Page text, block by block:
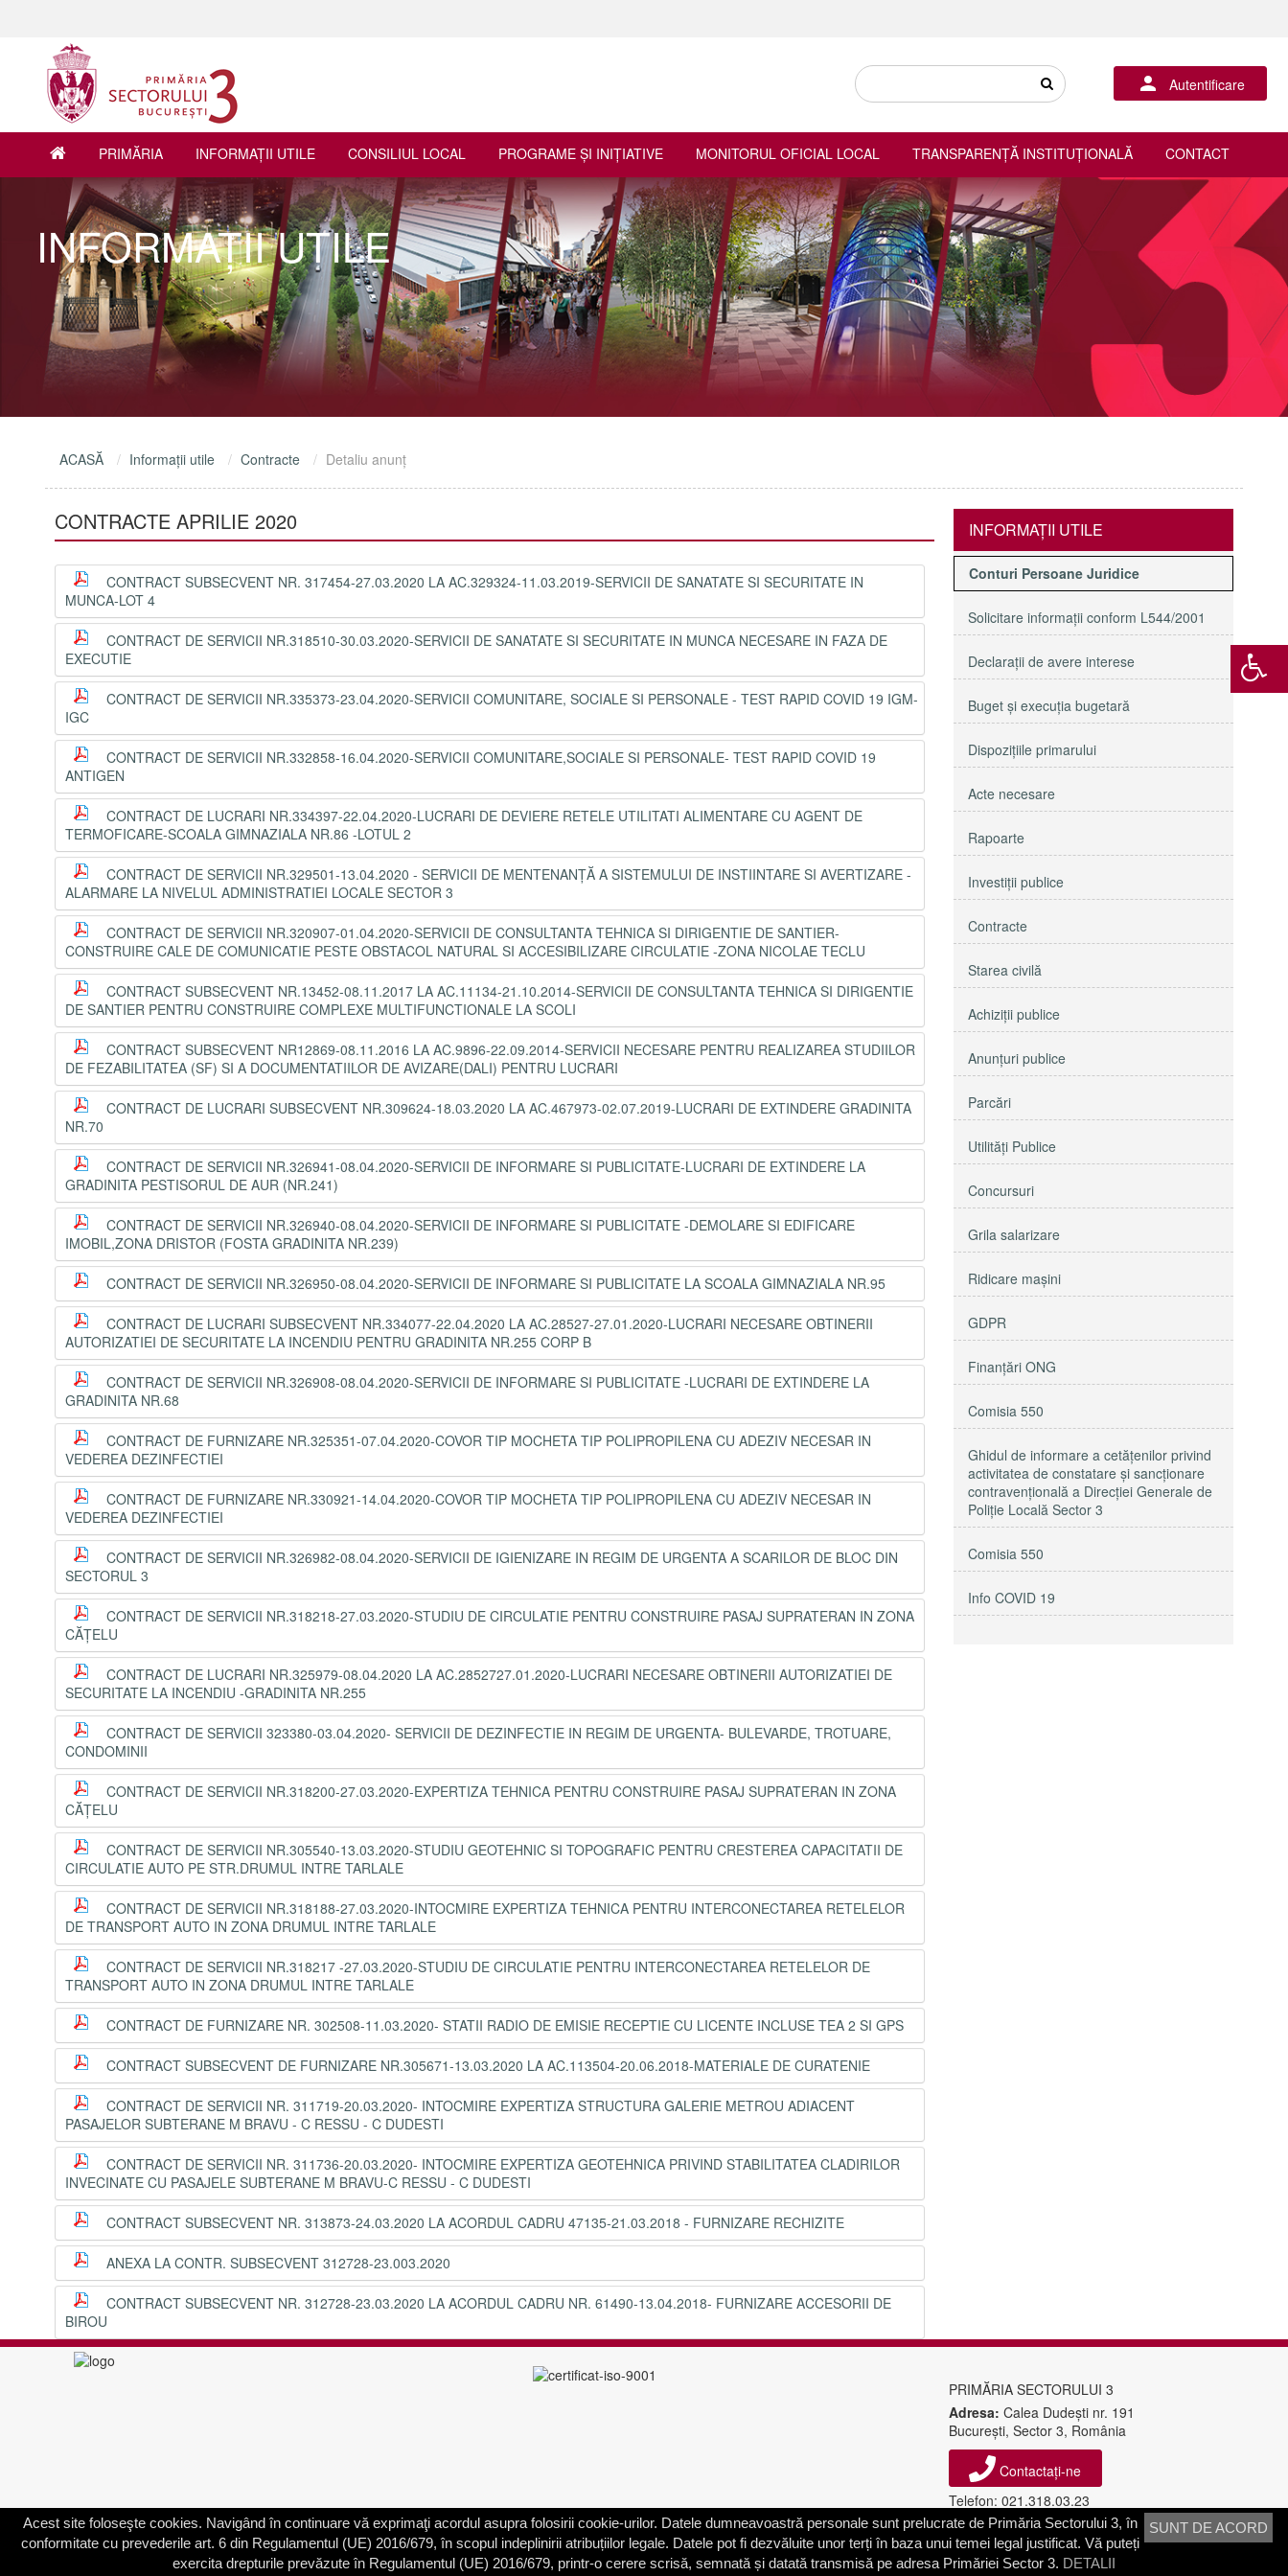
Autentificare
PRIMĂRIA INFORMAŢII UTILE CONSILIUL LOCAL PROGRAME ŞI INIŢIATIVE MONITORUL OFICIAL LOCAL TRANSPARENȚĂ INSTITUȚIONALĂ CONTACT
INFORMAŢII UTILE
ACASĂ Informaţii utile Contracte Detaliu anunţ
CONTRACTE APRILIE 2020
CONTRACT SUBSECVENT NR. 317454-27.03.2020 LA AC.329324-11.03.2019-SERVICII DE SANATATE SI SECURITATE IN
MUNCA-LOT 4
CONTRACT DE SERVICII NR.318510-30.03.2020-SERVICII DE SANATATE SI SECURITATE IN MUNCA NECESARE IN FAZA DE
EXECUTIE
CONTRACT DE SERVICII NR.335373-23.04.2020-SERVICII COMUNITARE, SOCIALE SI PERSONALE - TEST RAPID COVID 19 IGM-
IGC
CONTRACT DE SERVICII NR.332858-16.04.2020-SERVICII COMUNITARE,SOCIALE SI PERSONALE- TEST RAPID COVID 19
ANTIGEN
CONTRACT DE LUCRARI NR.334397-22.04.2020-LUCRARI DE DEVIERE RETELE UTILITATI ALIMENTARE CU AGENT DE
TERMOFICARE-SCOALA GIMNAZIALA NR.86 -LOTUL 2
CONTRACT DE SERVICII NR.329501-13.04.2020 - SERVICII DE MENTENANȚĂ A SISTEMULUI DE INSTIINTARE SI AVERTIZARE -
ALARMARE LA NIVELUL ADMINISTRATIEI LOCALE SECTOR 3
CONTRACT DE SERVICII NR.320907-01.04.2020-SERVICII DE CONSULTANTA TEHNICA SI DIRIGENTIE DE SANTIER-
CONSTRUIRE CALE DE COMUNICATIE PESTE OBSTACOL NATURAL SI ACCESIBILIZARE CIRCULATIE -ZONA NICOLAE TECLU
CONTRACT SUBSECVENT NR.13452-08.11.2017 LA AC.11134-21.10.2014-SERVICII DE CONSULTANTA TEHNICA SI DIRIGENTIE
DE SANTIER PENTRU CONSTRUIRE COMPLEXE MULTIFUNCTIONALE LA SCOLI
CONTRACT SUBSECVENT NR12869-08.11.2016 LA AC.9896-22.09.2014-SERVICII NECESARE PENTRU REALIZAREA STUDIILOR
DE FEZABILITATEA (SF) SI A DOCUMENTATIILOR DE AVIZARE(DALI) PENTRU LUCRARI
CONTRACT DE LUCRARI SUBSECVENT NR.309624-18.03.2020 LA AC.467973-02.07.2019-LUCRARI DE EXTINDERE GRADINITA
NR.70
CONTRACT DE SERVICII NR.326941-08.04.2020-SERVICII DE INFORMARE SI PUBLICITATE-LUCRARI DE EXTINDERE LA
GRADINITA PESTISORUL DE AUR (NR.241)
CONTRACT DE SERVICII NR.326940-08.04.2020-SERVICII DE INFORMARE SI PUBLICITATE -DEMOLARE SI EDIFICARE
IMOBIL,ZONA DRISTOR (FOSTA GRADINITA NR.239)
CONTRACT DE SERVICII NR.326950-08.04.2020-SERVICII DE INFORMARE SI PUBLICITATE LA SCOALA GIMNAZIALA NR.95
CONTRACT DE LUCRARI SUBSECVENT NR.334077-22.04.2020 LA AC.28527-27.01.2020-LUCRARI NECESARE OBTINERII
AUTORIZATIEI DE SECURITATE LA INCENDIU PENTRU GRADINITA NR.255 CORP B
CONTRACT DE SERVICII NR.326908-08.04.2020-SERVICII DE INFORMARE SI PUBLICITATE -LUCRARI DE EXTINDERE LA
GRADINITA NR.68
CONTRACT DE FURNIZARE NR.325351-07.04.2020-COVOR TIP MOCHETA TIP POLIPROPILENA CU ADEZIV NECESAR IN
VEDEREA DEZINFECTIEI
CONTRACT DE FURNIZARE NR.330921-14.04.2020-COVOR TIP MOCHETA TIP POLIPROPILENA CU ADEZIV NECESAR IN
VEDEREA DEZINFECTIEI
CONTRACT DE SERVICII NR.326982-08.04.2020-SERVICII DE IGIENIZARE IN REGIM DE URGENTA A SCARILOR DE BLOC DIN
SECTORUL 3
CONTRACT DE SERVICII NR.318218-27.03.2020-STUDIU DE CIRCULATIE PENTRU CONSTRUIRE PASAJ SUPRATERAN IN ZONA
CĂȚELU
CONTRACT DE LUCRARI NR.325979-08.04.2020 LA AC.2852727.01.2020-LUCRARI NECESARE OBTINERII AUTORIZATIEI DE
SECURITATE LA INCENDIU -GRADINITA NR.255
CONTRACT DE SERVICII 323380-03.04.2020- SERVICII DE DEZINFECTIE IN REGIM DE URGENTA- BULEVARDE, TROTUARE,
CONDOMINII
CONTRACT DE SERVICII NR.318200-27.03.2020-EXPERTIZA TEHNICA PENTRU CONSTRUIRE PASAJ SUPRATERAN IN ZONA
CĂȚELU
CONTRACT DE SERVICII NR.305540-13.03.2020-STUDIU GEOTEHNIC SI TOPOGRAFIC PENTRU CRESTEREA CAPACITATII DE
CIRCULATIE AUTO PE STR.DRUMUL INTRE TARLALE
CONTRACT DE SERVICII NR.318188-27.03.2020-INTOCMIRE EXPERTIZA TEHNICA PENTRU INTERCONECTAREA RETELELOR
DE TRANSPORT AUTO IN ZONA DRUMUL INTRE TARLALE
CONTRACT DE SERVICII NR.318217 -27.03.2020-STUDIU DE CIRCULATIE PENTRU INTERCONECTAREA RETELELOR DE
TRANSPORT AUTO IN ZONA DRUMUL INTRE TARLALE
CONTRACT DE FURNIZARE NR. 302508-11.03.2020- STATII RADIO DE EMISIE RECEPTIE CU LICENTE INCLUSE TEA 2 SI GPS
CONTRACT SUBSECVENT DE FURNIZARE NR.305671-13.03.2020 LA AC.113504-20.06.2018-MATERIALE DE CURATENIE
CONTRACT DE SERVICII NR. 311719-20.03.2020- INTOCMIRE EXPERTIZA STRUCTURA GALERIE METROU ADIACENT
PASAJELOR SUBTERANE M BRAVU - C RESSU - C DUDESTI
CONTRACT DE SERVICII NR. 311736-20.03.2020- INTOCMIRE EXPERTIZA GEOTEHNICA PRIVIND STABILITATEA CLADIRILOR
INVECINATE CU PASAJELE SUBTERANE M BRAVU-C RESSU - C DUDESTI
CONTRACT SUBSECVENT NR. 313873-24.03.2020 LA ACORDUL CADRU 47135-21.03.2018 - FURNIZARE RECHIZITE
ANEXA LA CONTR. SUBSECVENT 312728-23.003.2020
CONTRACT SUBSECVENT NR. 312728-23.03.2020 LA ACORDUL CADRU NR. 61490-13.04.2018- FURNIZARE ACCESORII DE
BIROU
INFORMAŢII UTILE
Conturi Persoane Juridice
Solicitare informaţii conform L544/2001
Declaraţii de avere interese
Buget şi execuţia bugetară
Dispoziţiile primarului
Acte necesare
Rapoarte
Investiţii publice
Contracte
Starea civilă
Achiziţii publice
Anunţuri publice
Parcări
Utilităţi Publice
Concursuri
Grila salarizare
Ridicare maşini
GDPR
Finanțări ONG
Comisia 550
Ghidul de informare a cetățenilor privind
activitatea de constatare și sancționare
contravențională a Direcției Generale de
Poliție Locală Sector 3
Comisia 550
Info COVID 19
PRIMĂRIA SECTORULUI 3
Adresa: Calea Dudeşti nr. 191
Bucureşti, Sector 3, România
Contactați-ne
Telefon: 021.318.03.23
Fax: 021.318.03.04
© 2003 - 2026 | Primăria Sectorului 3
SUNT DE ACORD
Acest site foloseşte cookies. Navigând în continuare vă exprimaţi acordul asupra folosirii cookie-urilor. Datele dumneavoastră personale sunt prelucrate de Primăria Sectorului 3, în
conformitate cu prevederile art. 6 din Regulamentul (UE) 2016/679, în scopul indeplinirii atribuțiilor legale. Datele pot fi dezvăluite unor terți în baza unui temei legal justificat. Vă puteți
exercita drepturile prevăzute în Regulamentul (UE) 2016/679, printr-o cerere scrisă, semnată și datată transmisă pe adresa Primăriei Sector 3. DETALII